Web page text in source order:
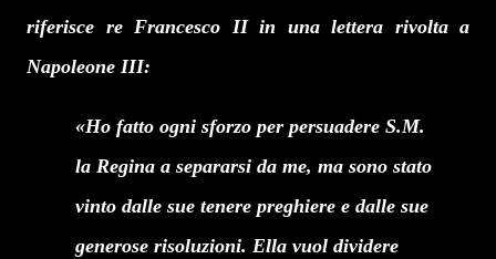
riferisce re Francesco II in una lettera rivolta a
Napoleone III:
«Ho fatto ogni sforzo per persuadere S.M.
la Regina a separarsi da me, ma sono stato
vinto dalle sue tenere preghiere e dalle sue
generose risoluzioni. Ella vuol dividere